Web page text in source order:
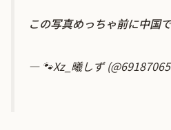
この写真めっちゃ前に中国
— 🐾Xz_曦しず